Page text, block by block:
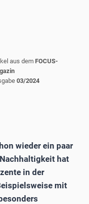
aus demFOCUS-
03/2024
wieder ein paar
hat
in der
mit